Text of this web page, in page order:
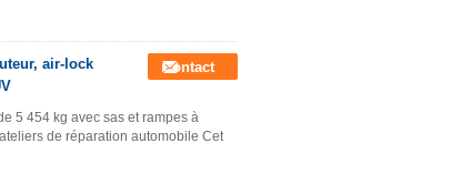
air-lock
Contact
5 454 kg avec sas et rampes à
de réparation automobile Cet